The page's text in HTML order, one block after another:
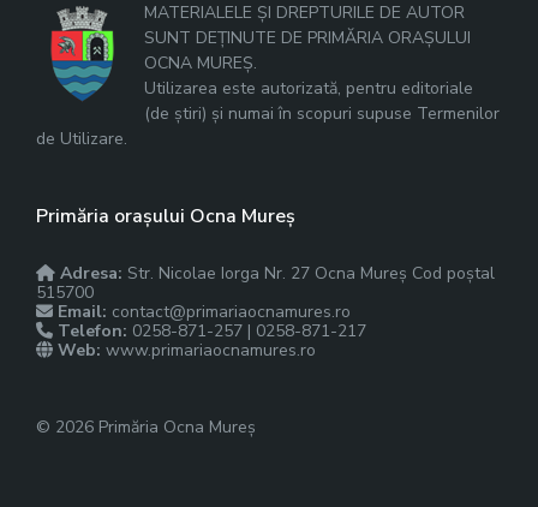
MATERIALELE ȘI DREPTURILE DE AUTOR
SUNT DEȚINUTE DE PRIMĂRIA ORAȘULUI
OCNA MUREȘ.
Utilizarea este autorizată, pentru editoriale
(de știri) și numai în scopuri supuse Termenilor
de Utilizare.
Primăria orașului Ocna Mureș
Adresa: Str. Nicolae Iorga Nr. 27 Ocna Mureș Cod poștal
515700
Email: contact@primariaocnamures.ro
Telefon: 0258-871-257 | 0258-871-217
Web: www.primariaocnamures.ro
© 2026 Primăria Ocna Mureș